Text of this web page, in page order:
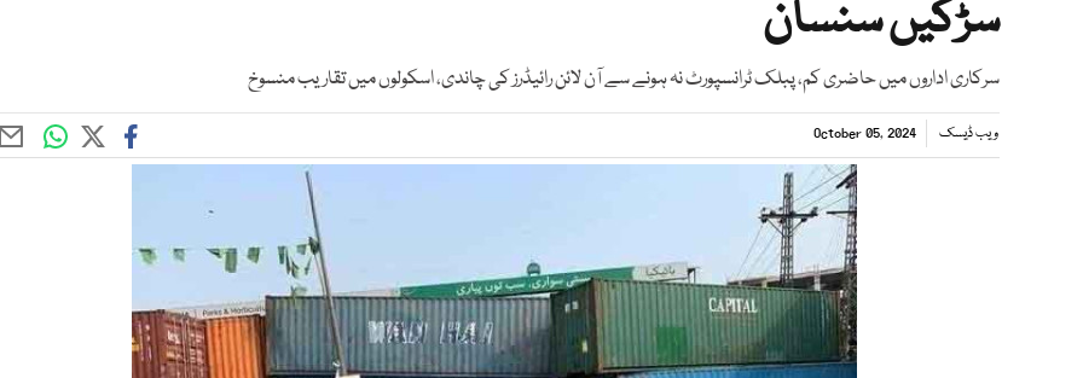
سڑکیں سنسان
سرکاری اداروں میں حاضری کم، پبلک ٹرانسپورٹ نہ ہونے سے آن لائن رائیڈرز کی چاندی، اسکولوں میں تقاریب منسوخ
ویب ڈیسک October 05, 2024